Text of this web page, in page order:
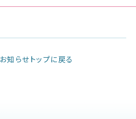
お知らせトップに戻る